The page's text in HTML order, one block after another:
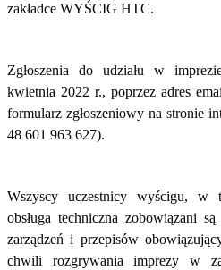
zakładce WYŚCIG HTC.
Zgłoszenia do udziału w
kwietnia 2022 r., poprzez adres
formularz zgłoszeniowy na stronie
48 601 963 627).
Wszyscy uczestnicy wyścigu, w
obsługa techniczna zobowiązani
zarządzeń i przepisów
chwili rozgrywania imprezy w